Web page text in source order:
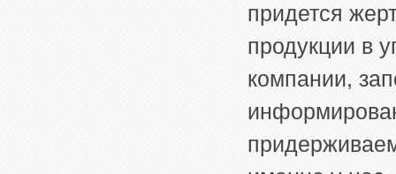
придется
продукции в
компании,